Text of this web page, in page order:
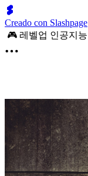
Creado con Slashpage
🎮 레벨업 인공지능